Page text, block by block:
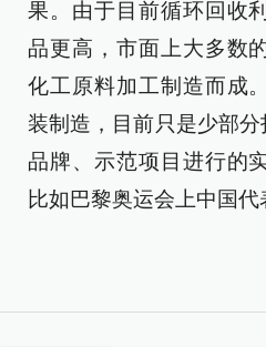
果。由于目前循环回收
品更高，市面上大多数
化工原料加工制造而成
装制造，目前只是少部
品牌、示范项目进行的
比如巴黎奥运会上中国代